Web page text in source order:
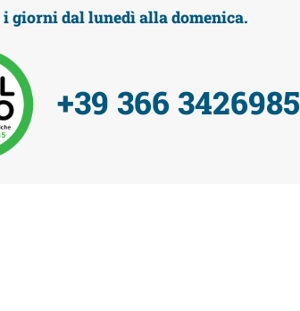
giorni dal lunedì alla domenica.
+39 366 3426985